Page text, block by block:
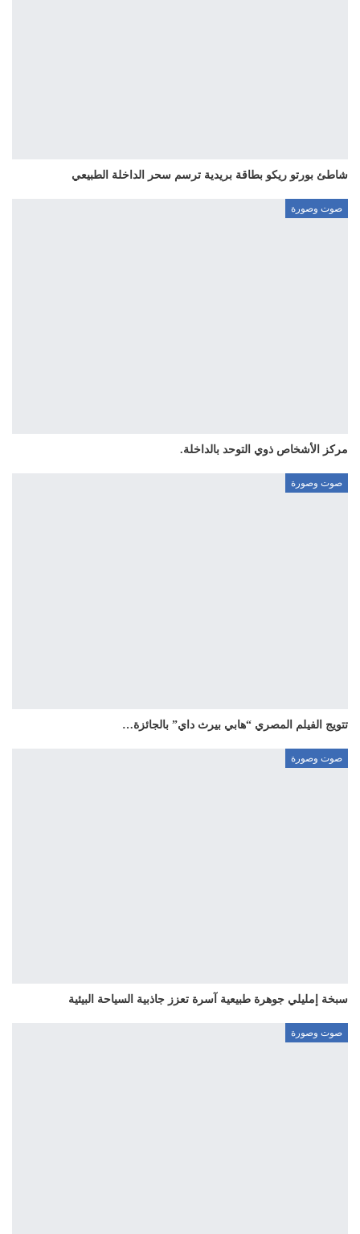
شاطئ بورتو ريكو بطاقة بريدية ترسم سحر الداخلة الطبيعي
صوت وصورة
مركز الأشخاص ذوي التوحد بالداخلة.
صوت وصورة
تتويج الفيلم المصري “هابي بيرث داي” بالجائزة…
صوت وصورة
سبخة إمليلي جوهرة طبيعية آسرة تعزز جاذبية السياحة البيئية
صوت وصورة